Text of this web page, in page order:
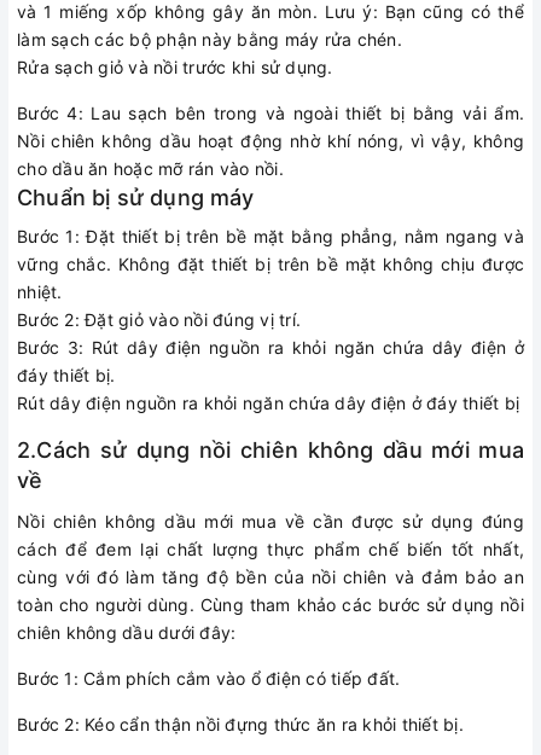
và 1 miếng xốp không gây ăn mòn. Lưu ý: Bạn cũng có thể
làm sạch các bộ phận này bằng máy rửa chén.
Rửa sạch giỏ và nồi trước khi sử dụng.
Bước 4: Lau sạch bên trong và ngoài thiết bị bằng vải ẩm.
Nồi chiên không dầu hoạt động nhờ khí nóng, vì vậy, không
cho dầu ăn hoặc mỡ rán vào nồi.
Chuẩn bị sử dụng máy
Bước 1: Đặt thiết bị trên bề mặt bằng phẳng, nằm ngang và
vững chắc. Không đặt thiết bị trên bề mặt không chịu được
nhiệt.
Bước 2: Đặt giỏ vào nồi đúng vị trí.
Bước 3: Rút dây điện nguồn ra khỏi ngăn chứa dây điện ở
đáy thiết bị.
Rút dây điện nguồn ra khỏi ngăn chứa dây điện ở đáy thiết bị
2.Cách sử dụng nồi chiên không dầu mới mua
về
Nồi chiên không dầu mới mua về cần được sử dụng đúng
cách để đem lại chất lượng thực phẩm chế biến tốt nhất,
cùng với đó làm tăng độ bền của nồi chiên và đảm bảo an
toàn cho người dùng. Cùng tham khảo các bước sử dụng nồi
chiên không dầu dưới đây:
Bước 1: Cắm phích cắm vào ổ điện có tiếp đất.
Bước 2: Kéo cẩn thận nồi đựng thức ăn ra khỏi thiết bị.